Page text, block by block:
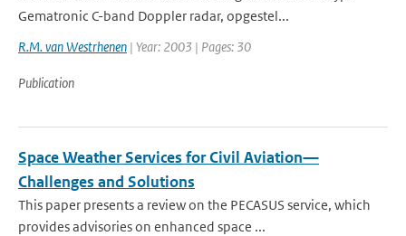
Gematronic C-band Doppler radar, opgestel...
R.M. van Westrhenen | Year: 2003 | Pages: 30
Publication
Space Weather Services for Civil Aviation—
Challenges and Solutions
This paper presents a review on the PECASUS service, which
provides advisories on enhanced space ...